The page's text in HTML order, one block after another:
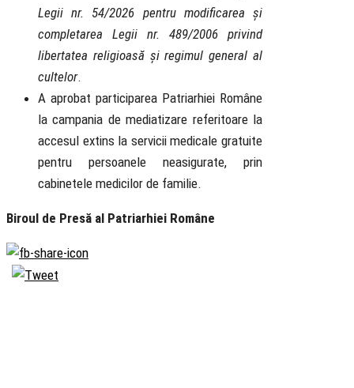
Legii nr. 54/2026 pentru modificarea și
completarea Legii nr. 489/2006 privind
libertatea religioasă și regimul general al
cultelor.
A aprobat participarea Patriarhiei Române
la campania de mediatizare referitoare la
accesul extins la servicii medicale gratuite
pentru persoanele neasigurate, prin
cabinetele medicilor de familie.
Biroul de Presă al Patriarhiei Române